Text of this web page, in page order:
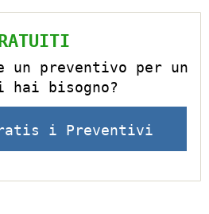
un preventivo per un
bisogno?
i Preventivi